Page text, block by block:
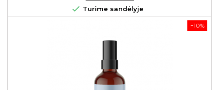
 Turime sandėlyje
−10%